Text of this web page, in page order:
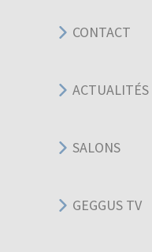
CONTACT
ACTUALITÉS
SALONS
GEGGUS TV